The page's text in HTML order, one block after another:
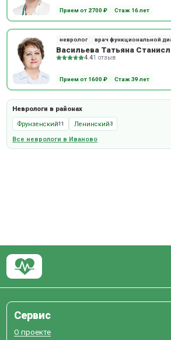
Прием от 2700 ₽ Стаж 16 лет
невролог врач функциональной
Васильева Татьяна
4.41 отзыв
Прием от 1600 ₽ Стаж 39 лет
Неврологи в районах
Фрунзенский11 Ленинский3
Все неврологи в Иваново
Сервис
О проекте